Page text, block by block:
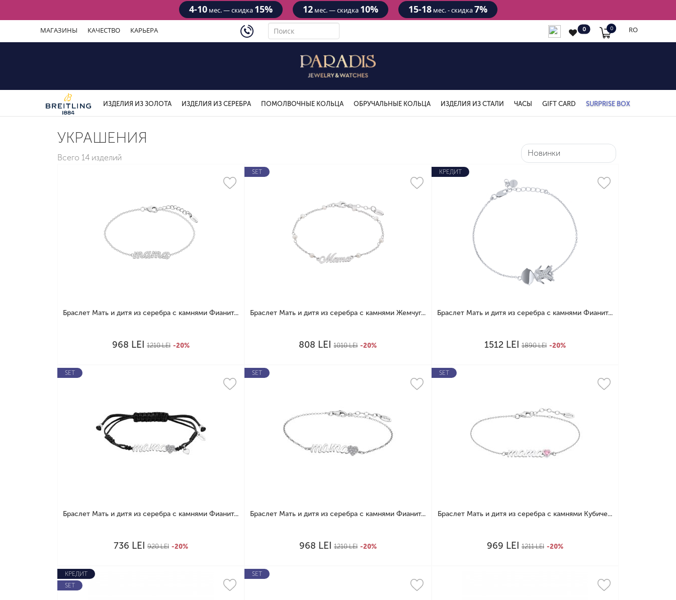
4-10мес. — скидка 15% 12мес. — скидка 10% 15-18мес. - скидка7%
МАГАЗИНЫ КАЧЕСТВО КАРЬЕРА 4434 RO
0 0
ИЗДЕЛИЯ ИЗ ЗОЛОТА ИЗДЕЛИЯ ИЗ СЕРЕБРА ПОМОЛВОЧНЫЕ КОЛЬЦА ОБРУЧАЛЬНЫЕ КОЛЬЦА ИЗДЕЛИЯ ИЗ СТАЛИ ЧАСЫ GIFT CARD SURPRISE BOX
УКРАШЕНИЯ
Всего 14 изделий
Браслет Мать и дитя из серебра с камнями Фианит...
968 LEI 1210LEI -20%
SET
Браслет Мать и дитя из серебра с камнями Жемчуг...
808 LEI 1010LEI -20%
КРЕДИТ
Браслет Мать и дитя из серебра с камнями Фианит...
1512 LEI 1890LEI -20%
SET
Браслет Мать и дитя из серебра с камнями Фианит...
736 LEI 920LEI -20%
SET
Браслет Мать и дитя из серебра с камнями Фианит...
968 LEI 1210LEI -20%
SET
Браслет Мать и дитя из серебра с камнями Кубиче...
969 LEI 1211LEI -20%
КРЕДИТ
SET
SET